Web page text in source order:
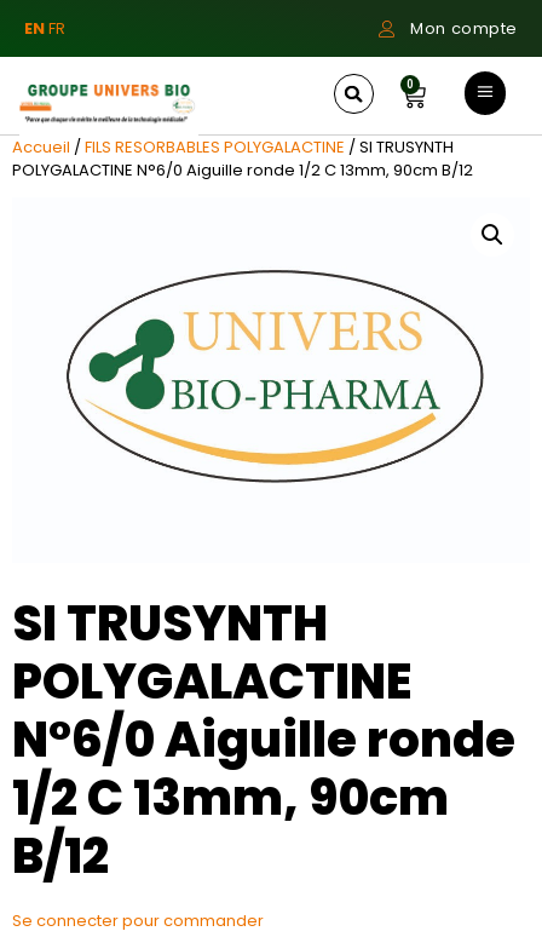
ENFR Mon compte
0
Accueil /FILS RESORBABLES POLYGALACTINE / SI TRUSYNTH
POLYGALACTINE N°6/0 Aiguille ronde 1/2 C 13mm, 90cm B/12
SI TRUSYNTH
POLYGALACTINE
N°6/0 Aiguille ronde
1/2 C 13mm, 90cm
B/12
Se connecter pour commander